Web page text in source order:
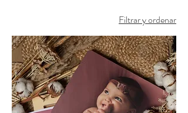
Filtrar y ordenar